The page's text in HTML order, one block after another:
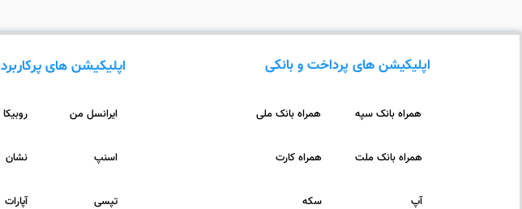
اپلیکیشن های پرکاربرد
روبیکا ایرانسل من
نشان اسنپ
آپارات تپسی
اپلیکیشن های پرداخت و بانکی
همراه بانک ملی همراه بانک سپه
همراه کارت همراه بانک ملت
سکه آپ